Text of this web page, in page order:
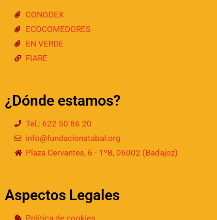
CONGDEX
ECOCOMEDORES
EN VERDE
FIARE
¿Dónde estamos?
Tel.: 622 50 86 20
info@fundacionatabal.org
Plaza Cervantes, 6 - 1ºB, 06002 (Badajoz)
Aspectos Legales
Política de cookies